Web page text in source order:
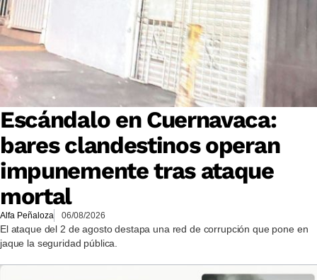
Escándalo en Cuernavaca:
bares clandestinos operan
impunemente tras ataque
mortal
Alfa Peñaloza 06/08/2026
El ataque del 2 de agosto destapa una red de corrupción que pone en
jaque la seguridad pública.